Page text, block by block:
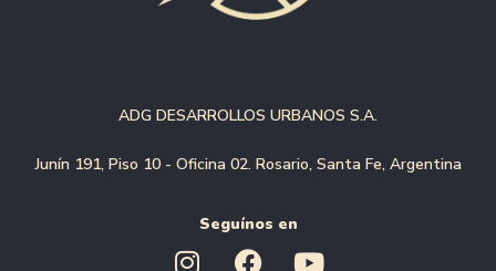
ADG DESARROLLOS URBANOS S.A.
Junín 191, Piso 10 - Oficina 02. Rosario, Santa Fe, Argentina
Seguínos en